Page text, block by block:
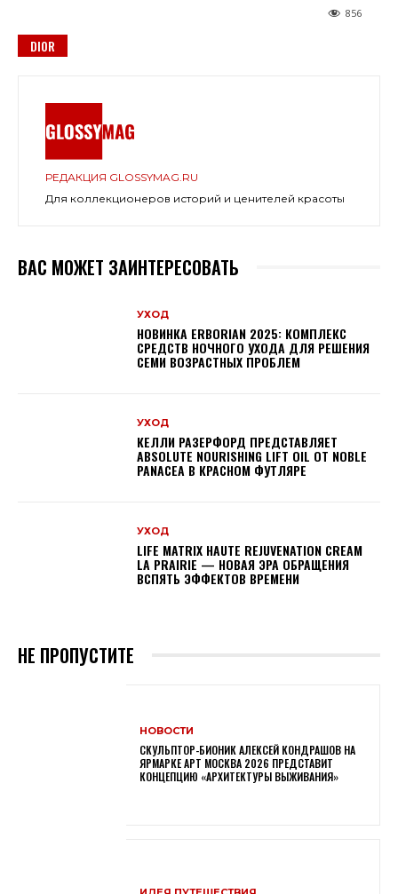
856
DIOR
РЕДАКЦИЯ GLOSSYMAG.RU
Для коллекционеров историй и ценителей красоты
ВАС МОЖЕТ ЗАИНТЕРЕСОВАТЬ
УХОД
НОВИНКА ERBORIAN 2025: КОМПЛЕКС
СРЕДСТВ НОЧНОГО УХОДА ДЛЯ РЕШЕНИЯ
СЕМИ ВОЗРАСТНЫХ ПРОБЛЕМ
УХОД
КЕЛЛИ РАЗЕРФОРД ПРЕДСТАВЛЯЕТ
ABSOLUTE NOURISHING LIFT OIL ОТ NOBLE
PANACEA В КРАСНОМ ФУТЛЯРЕ
УХОД
LIFE MATRIX HAUTE REJUVENATION CREAM
LA PRAIRIE — НОВАЯ ЭРА ОБРАЩЕНИЯ
ВСПЯТЬ ЭФФЕКТОВ ВРЕМЕНИ
НЕ ПРОПУСТИТЕ
НОВОСТИ
СКУЛЬПТОР-БИОНИК АЛЕКСЕЙ КОНДРАШОВ НА
ЯРМАРКЕ АРТ МОСКВА 2026 ПРЕДСТАВИТ
КОНЦЕПЦИЮ «АРХИТЕКТУРЫ ВЫЖИВАНИЯ»